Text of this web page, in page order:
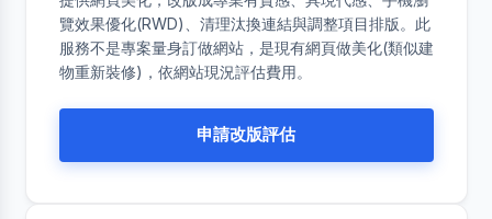
覽效果優化(RWD)、清理汰換連結與調整項目排版。此
服務不是專案量身訂做網站，是現有網頁做美化(類似建
物重新裝修)，依網站現況評估費用。
申請改版評估